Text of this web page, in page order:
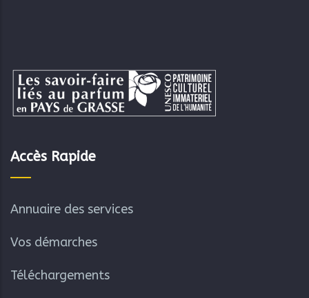
Accès Rapide
Annuaire des services
Vos démarches
Téléchargements